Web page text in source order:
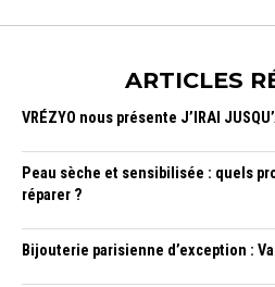
ARTICLES
VRÉZYO nous présente J’IRAI
Peau sèche et sensibilisée : quels
réparer ?
Bijouterie parisienne d’exception :